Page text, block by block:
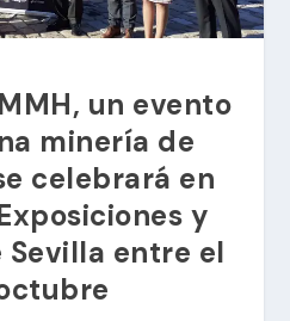
un evento
minería de
celebrará en
y
Sevilla entre el